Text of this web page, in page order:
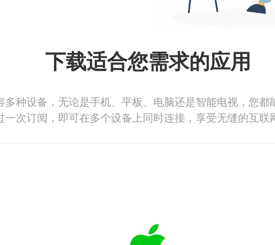
下载适合您需求的应用
多种设备，无论是手机、平板、电脑还是智能电视，您都
一次订阅，即可在多个设备上同时连接，享受无缝的互联